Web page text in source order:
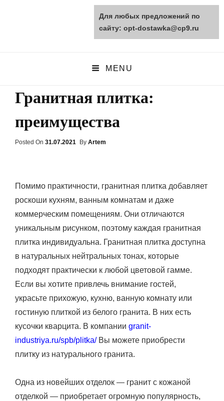
opt-dostawka.ru
MENU
Гранитная плитка:
преимущества
Posted On Posted
31.07.2021 By Artem
Помимо практичности, гранитная плитка добавляет
роскоши кухням, ванным комнатам и даже
коммерческим помещениям. Они отличаются
уникальным рисунком, поэтому каждая гранитная
плитка индивидуальна. Гранитная плитка доступна
в натуральных нейтральных тонах, которые
подходят практически к любой цветовой гамме.
Если вы хотите привлечь внимание гостей,
украсьте прихожую, кухню, ванную комнату или
гостиную плиткой из белого гранита. В них есть
кусочки кварцита. В компании granit-
industriya.ru/spb/plitka/Вы можете приобрести
плитку из натурального гранита.
Одна из новейших отделок — гранит с кожаной
отделкой — приобретает огромную популярность,
Для любых предложений по
сайту: opt-dostawka@cp9.ru